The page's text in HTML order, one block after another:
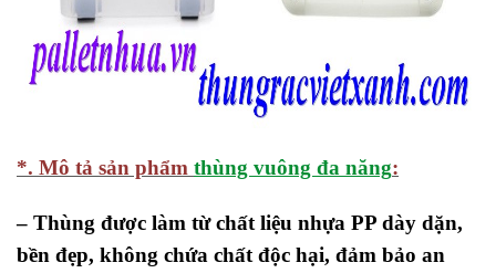
*. Mô tả sản phẩm thùng vuông đa năng:
– Thùng được làm từ chất liệu nhựa PP dày dặn,
bền đẹp, không chứa chất độc hại, đảm bảo an